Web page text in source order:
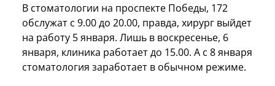
В стоматологии на проспекте Победы, 172
обслужат с 9.00 до 20.00, правда, хирург выйдет
на работу 5 января. Лишь в воскресенье, 6
января, клиника работает до 15.00. А с 8 января
стоматология заработает в обычном режиме.